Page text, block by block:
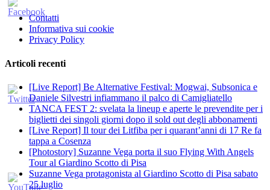
Contatti
Informativa sui cookie
Privacy Policy
Articoli recenti
[Live Report] Be Alternative Festival: Mogwai, Subsonica e
Daniele Silvestri infiammano il palco di Camigliatello
TANCA FEST 2: svelata la lineup e aperte le prevendite per i
biglietti dei singoli giorni dopo il sold out degli abbonamenti
[Live Report] Il tour dei Litfiba per i quarant’anni di 17 Re fa
tappa a Cosenza
[Photostory] Suzanne Vega porta il suo Flying With Angels
Tour al Giardino Scotto di Pisa
Suzanne Vega protagonista al Giardino Scotto di Pisa sabato
25 luglio